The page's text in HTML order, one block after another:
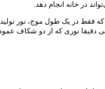
در یک طول موج، نور تولید
دقیقا نوری که از دو شکاف